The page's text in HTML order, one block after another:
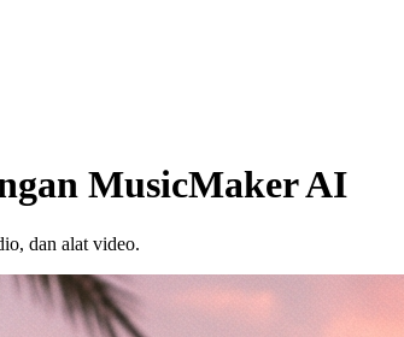
MusicMaker AI
dan alat video.